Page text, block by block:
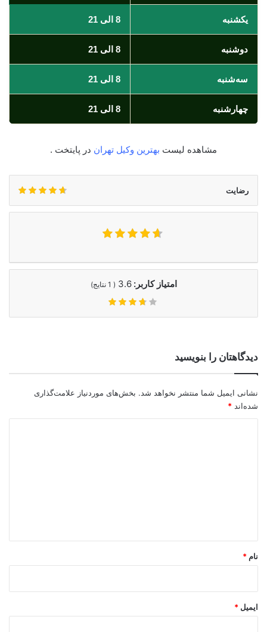
یکشنبه 8 الی 21
دوشنبه 8 الی 21
سه‌شنبه 8 الی 21
چهارشنبه 8 الی 21
مشاهده لیست بهترین وکیل تهران در پایتخت .
رضایت
امتیاز کاربر:3.6
(
1 نتایج)
دیدگاهتان را بنویسید
نشانی ایمیل شما منتشر نخواهد شد. بخش‌های موردنیاز علامت‌گذاری
شده‌اند *
نام *
ایمیل *